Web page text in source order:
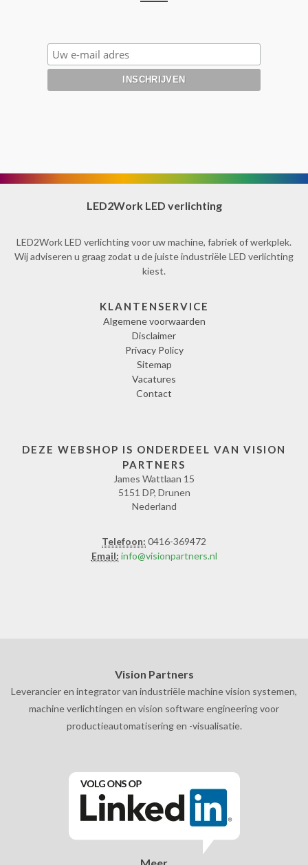
LED2Work LED verlichting
LED2Work LED verlichting voor uw machine, fabriek of werkplek.
Wij adviseren u graag zodat u de juiste industriële LED verlichting
kiest.
KLANTENSERVICE
Algemene voorwaarden
Disclaimer
Privacy Policy
Sitemap
Vacatures
Contact
DEZE WEBSHOP IS ONDERDEEL VAN VISION
PARTNERS
James Wattlaan 15
5151 DP, Drunen
Nederland
Telefoon: 0416-369472
Email: info@visionpartners.nl
Vision Partners
Leverancier en integrator van industriële machine vision systemen,
machine verlichtingen en vision software engineering voor
productieautomatisering en -visualisatie.